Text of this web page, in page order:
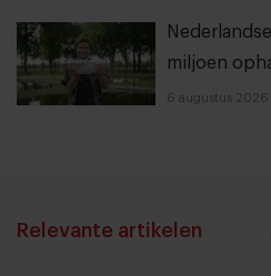
miljoen
6 augustus 2026
Relevante artikelen